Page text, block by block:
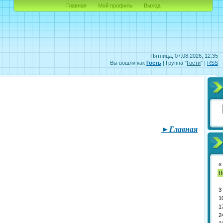
Пятница, 07.08.2026, 12:35
Вы вошли как Гость | Группа "Гости" | RSS
Главная Мой профиль Выход
►Главная
«
3